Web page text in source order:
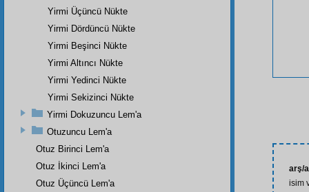
arş/
isim
Yirmi Üçüncü Nükte
Yirmi Dördüncü Nükte
Yirmi Beşinci Nükte
Yirmi Altıncı Nükte
Yirmi Yedinci Nükte
Yirmi Sekizinci Nükte
Yirmi Dokuzuncu Lem'a
Otuzuncu Lem'a
Otuz Birinci Lem'a
Otuz İkinci Lem'a
Otuz Üçüncü Lem'a